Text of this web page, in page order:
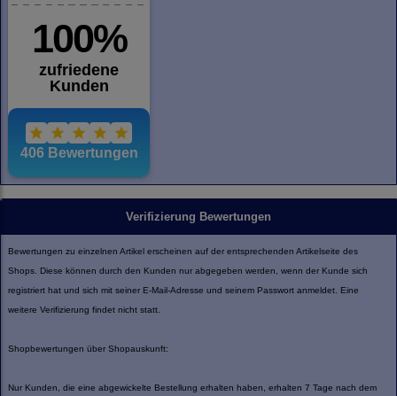
Verifizierung Bewertungen
Bewertungen zu einzelnen Artikel erscheinen auf der entsprechenden Artikelseite des
Shops. Diese können durch den Kunden nur abgegeben werden, wenn der Kunde sich
registriert hat und sich mit seiner E-Mail-Adresse und seinem Passwort anmeldet. Eine
weitere Verifizierung findet nicht statt.
Shopbewertungen über Shopauskunft:
Nur Kunden, die eine abgewickelte Bestellung erhalten haben, erhalten 7 Tage nach dem